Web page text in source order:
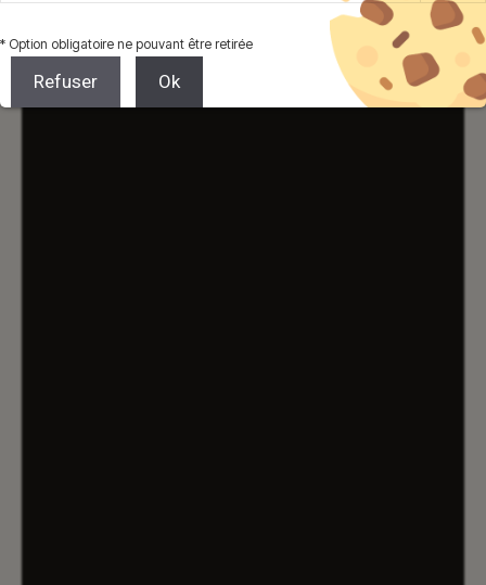
* Option obligatoire ne pouvant être retirée
Refuser Ok